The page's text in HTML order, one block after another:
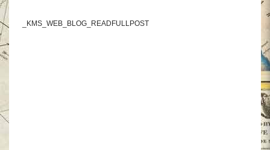
_KMS_WEB_BLOG_READFULLPOST